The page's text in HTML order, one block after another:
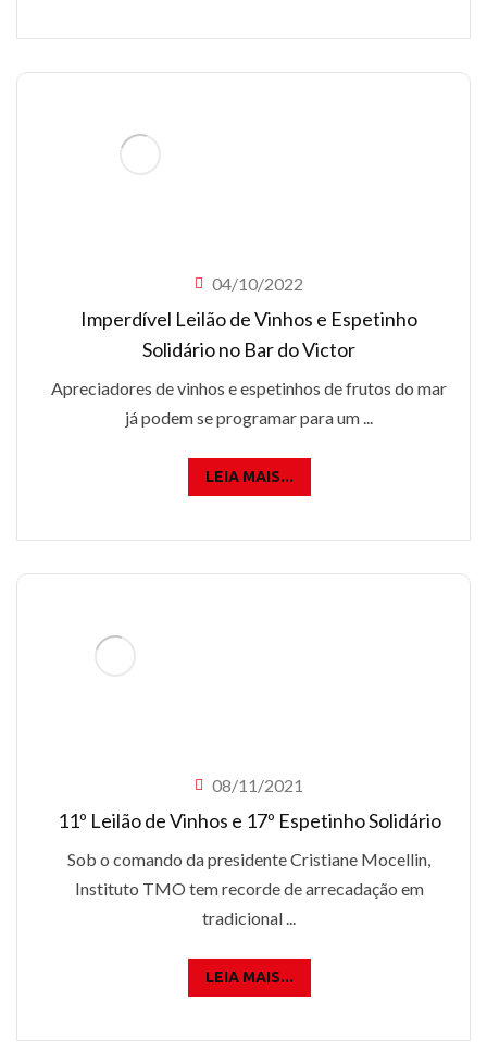
04/10/2022
Imperdível Leilão de Vinhos e Espetinho
Solidário no Bar do Victor
Apreciadores de vinhos e espetinhos de frutos do mar
já podem se programar para um ...
LEIA MAIS...
08/11/2021
11º Leilão de Vinhos e 17º Espetinho Solidário
Sob o comando da presidente Cristiane Mocellin,
Instituto TMO tem recorde de arrecadação em
tradicional ...
LEIA MAIS...